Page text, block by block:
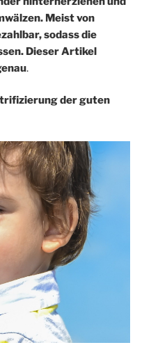
Meist von
sodass die
Dieser Artikel
.
der guten